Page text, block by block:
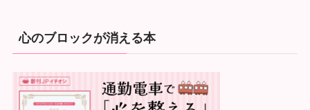
心のブロックが消える本